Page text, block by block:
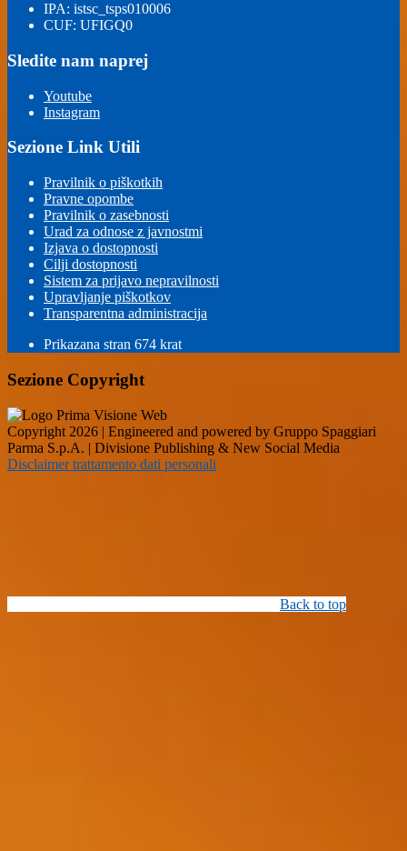
IPA: istsc_tsps010006
CUF: UFIGQ0
Sledite nam naprej
Youtube
Instagram
Sezione Link Utili
Pravilnik o piškotkih
Pravne opombe
Pravilnik o zasebnosti
Urad za odnose z javnostmi
Izjava o dostopnosti
Cilji dostopnosti
Sistem za prijavo nepravilnosti
Upravljanje piškotkov
Transparentna administracija
Prikazana stran 674 krat
Sezione Copyright
Copyright 2026 | Engineered and powered by Gruppo Spaggiari
Parma S.p.A. | Divisione Publishing & New Social Media
Disclaimer trattamento dati personali
Back to top